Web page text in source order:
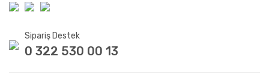
Sipariş Destek
0 322 530 00 13